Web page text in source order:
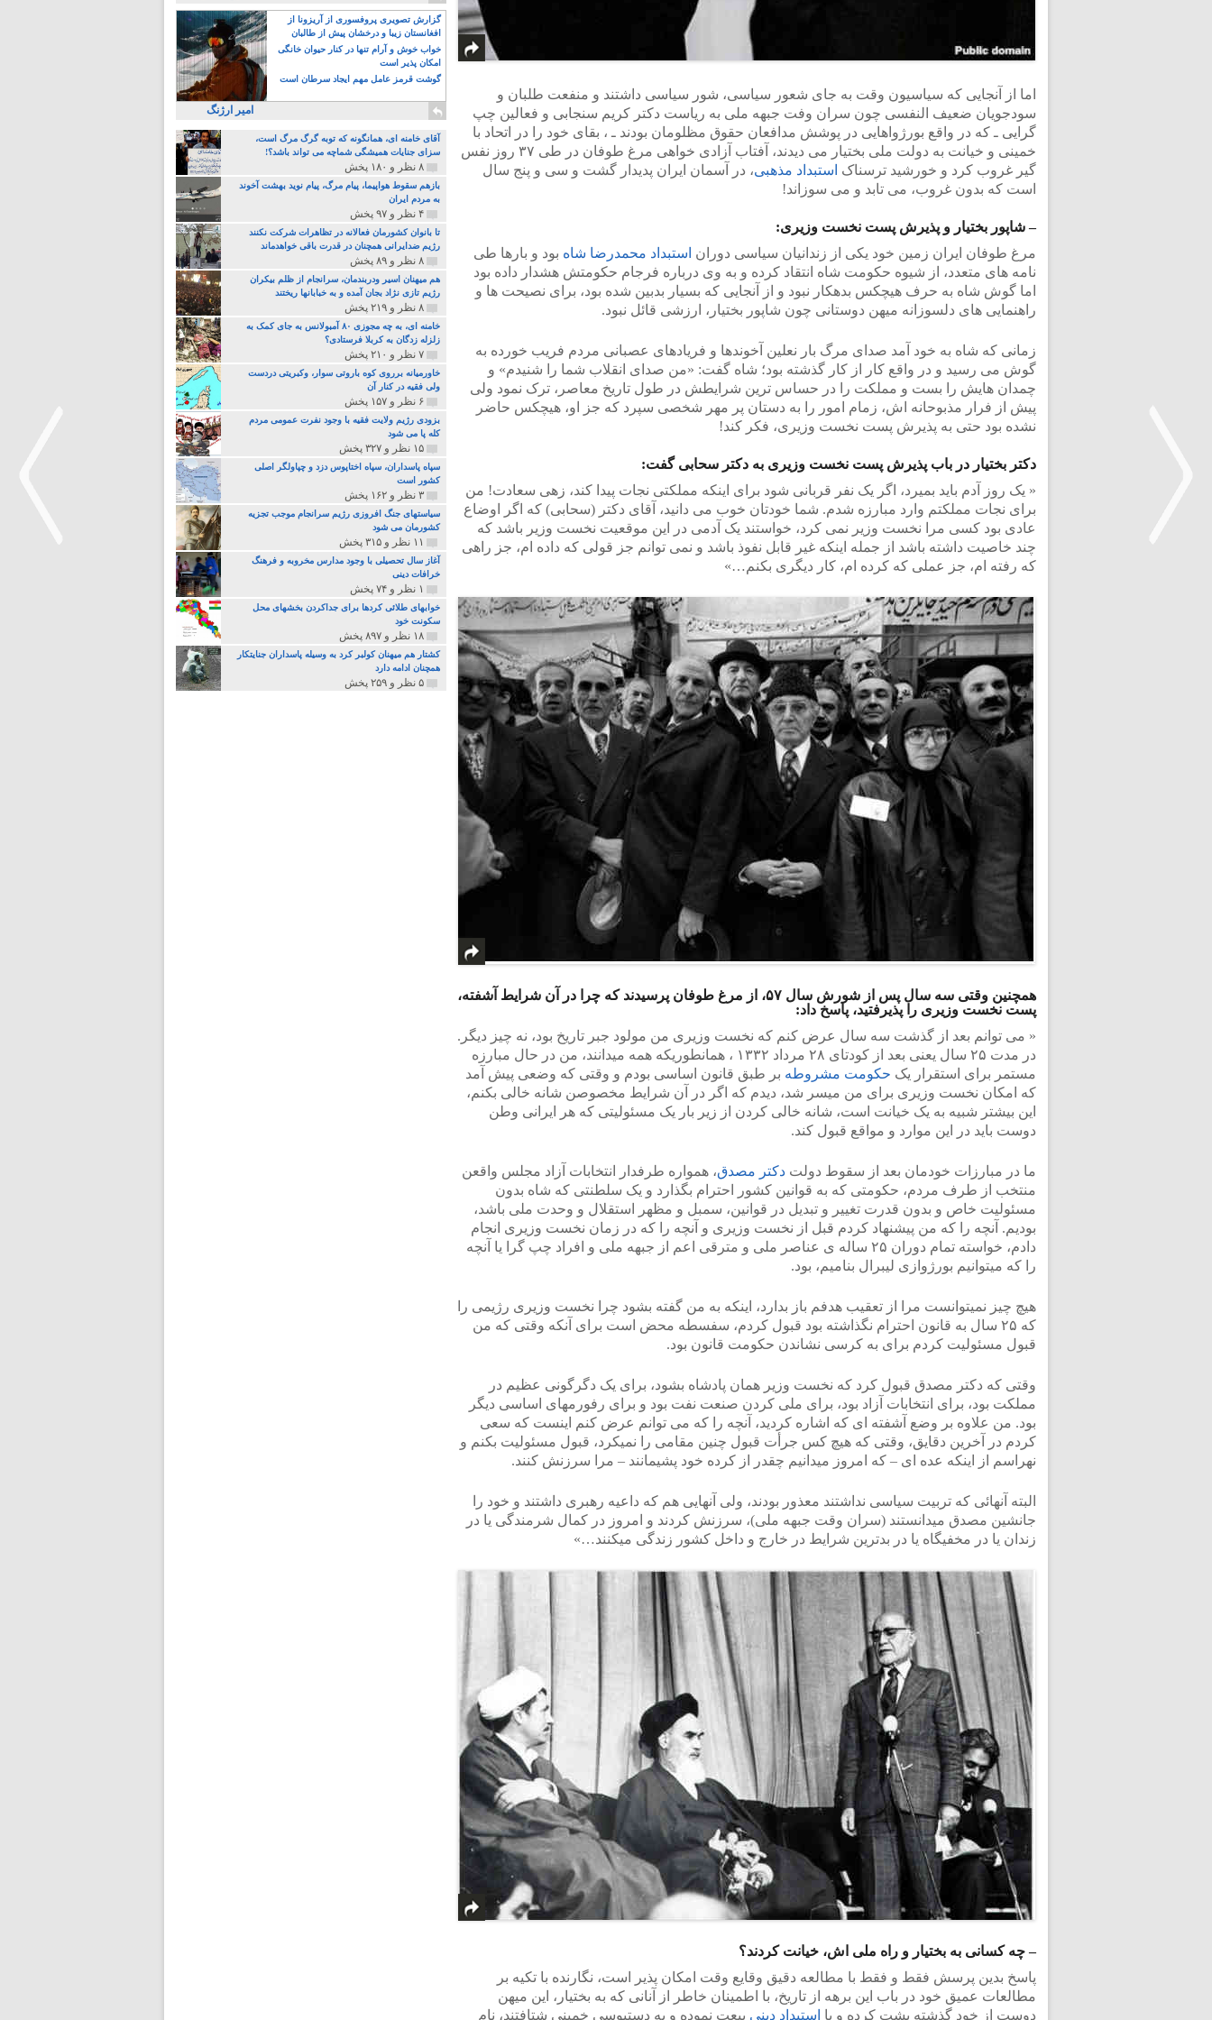
اما از آنجایی که سیاسیون وقت به جای شعور سیاسی، شور سیاسی داشتند و منفعت طلبان و
سودجویان ضعیف النفسی چون سران وفت جبهه ملی به ریاست دکتر کریم سنجابی و فعالین چپ
گرایی ـ که در واقع بورژواهایی در پوشش مدافعان حقوق مظلومان بودند ـ ، بقای خود را در اتحاد با
خمینی و خیانت به دولت ملی بختیار می دیدند، آفتاب آزادی خواهی مرغ طوفان در طی ۳۷ روز نفس
گیر غروب کرد و خورشید ترسناک استبداد مذهبی، در آسمان ایران پدیدار گشت و سی و پنج سال
است که بدون غروب، می تابد و می سوزاند!
– شاپور بختیار و پذیرش پست نخست وزیری:
مرغ طوفان ایران زمین خود یکی از زندانیان سیاسی دوران استبداد محمدرضا شاه بود و بارها طی
نامه های متعدد، از شیوه حکومت شاه انتقاد کرده و به وی درباره فرجام حکومتش هشدار داده بود
اما گوش شاه به حرف هیچکس بدهکار نبود و از آنجایی که بسیار بدبین شده بود، برای نصیحت ها و
راهنمایی های دلسوزانه میهن دوستانی چون شاپور بختیار، ارزشی قائل نبود.
زمانی که شاه به خود آمد صدای مرگ بار نعلین آخوندها و فریادهای عصبانی مردم فریب خورده به
گوش می رسید و در واقع کار از کار گذشته بود؛ شاه گفت: «من صدای انقلاب شما را شنیدم» و
چمدان هایش را بست و مملکت را در حساس ترین شرایطش در طول تاریخ معاصر، ترک نمود ولی
پیش از فرار مذبوحانه اش، زمام امور را به دستان پر مهر شخصی سپرد که جز او، هیچکس حاضر
نشده بود حتی به پذیرش پست نخست وزیری، فکر کند!
دکتر بختیار در باب پذیرش پست نخست وزیری به دکتر سحابی گفت:
« یک روز آدم باید بمیرد، اگر یک نفر قربانی شود برای اینکه مملکتی نجات پیدا کند، زهی سعادت! من
برای نجات مملکتم وارد مبارزه شدم. شما خودتان خوب می دانید، آقای دکتر (سحابی) که اگر اوضاع
عادی بود کسی مرا نخست وزیر نمی کرد، خواستند یک آدمی در این موقعیت نخست وزیر باشد که
چند خاصیت داشته باشد از جمله اینکه غیر قابل نفوذ باشد و نمی توانم جز قولی که داده ام، جز راهی
که رفته ام، جز عملی که کرده ام، کار دیگری بکنم…»
همچنین وقتی سه سال پس از شورش سال ۵۷، از مرغ طوفان پرسیدند که چرا در آن شرایط آشفته،
پست نخست وزیری را پذیرفتید، پاسخ داد:
« می توانم بعد از گذشت سه سال عرض کنم که نخست وزیری من مولود جبر تاریخ بود، نه چیز دیگر.
در مدت ۲۵ سال یعنی بعد از کودتای ۲۸ مرداد ۱۳۳۲ ، همانطوریکه همه میدانند، من در حال مبارزه
مستمر برای استقرار یک حکومت مشروطه بر طبق قانون اساسی بودم و وقتی که وضعی پیش آمد
که امکان نخست وزیری برای من میسر شد، دیدم که اگر در آن شرایط مخصوصن شانه خالی بکنم،
این بیشتر شبیه به یک خیانت است، شانه خالی کردن از زیر بار یک مسئولیتی که هر ایرانی وطن
دوست باید در این موارد و مواقع قبول کند.
ما در مبارزات خودمان بعد از سقوط دولت دکتر مصدق، همواره طرفدار انتخابات آزاد مجلس واقعن
منتخب از طرف مردم، حکومتی که به قوانین کشور احترام بگذارد و یک سلطنتی که شاه بدون
مسئولیت خاص و بدون قدرت تغییر و تبدیل در قوانین، سمبل و مظهر استقلال و وحدت ملی باشد،
بودیم. آنچه را که من پیشنهاد کردم قبل از نخست وزیری و آنچه را که در زمان نخست وزیری انجام
دادم، خواسته تمام دوران ۲۵ ساله ی عناصر ملی و مترقی اعم از جبهه ملی و افراد چپ گرا یا آنچه
را که میتوانیم بورژوازی لیبرال بنامیم، بود.
هیچ چیز نمیتوانست مرا از تعقیب هدفم باز بدارد، اینکه به من گفته بشود چرا نخست وزیری رژیمی را
که ۲۵ سال به قانون احترام نگذاشته بود قبول کردم، سفسطه محض است برای آنکه وقتی که من
قبول مسئولیت کردم برای به کرسی نشاندن حکومت قانون بود.
وقتی که دکتر مصدق قبول کرد که نخست وزیر همان پادشاه بشود، برای یک دگرگونی عظیم در
مملکت بود، برای انتخابات آزاد بود، برای ملی کردن صنعت نفت بود و برای رفورمهای اساسی دیگر
بود. من علاوه بر وضع آشفته ای که اشاره کردید، آنچه را که می توانم عرض کنم اینست که سعی
کردم در آخرین دقایق، وقتی که هیچ کس جرأت قبول چنین مقامی را نمیکرد، قبول مسئولیت بکنم و
نهراسم از اینکه عده ای – که امروز میدانیم چقدر از کرده خود پشیمانند – مرا سرزنش کنند.
البته آنهائی که تربیت سیاسی نداشتند معذور بودند، ولی آنهایی هم که داعیه رهبری داشتند و خود را
جانشین مصدق میدانستند (سران وقت جبهه ملی)، سرزنش کردند و امروز در کمال شرمندگی یا در
زندان یا در مخفیگاه یا در بدترین شرایط در خارج و داخل کشور زندگی میکنند…»
– چه کسانی به بختیار و راه ملی اش، خیانت کردند؟
پاسخ بدین پرسش فقط و فقط با مطالعه دقیق وقایع وقت امکان پذیر است، نگارنده با تکیه بر
مطالعات عمیق خود در باب این برهه از تاریخ، با اطمینان خاطر از آنانی که به بختیار، این میهن
دوست از خود گذشته پشت کرده و با استبداد دینی بیعت نموده و به دستبوسی خمینی شتافتند، نام
گزارش تصویری پروفسوری از آریزونا از
افغانستان زیبا و درخشان پیش از طالبان
خواب خوش و آرام تنها در کنار حیوان خانگی
امکان پذیر است
گوشت قرمز عامل مهم ایجاد سرطان است
امیر ارژنگ
آقای خامنه ای، همانگونه که توبه گرگ مرگ است،
سزای جنایات همیشگی شماچه می تواند باشد؟!
۸ نظر و ۱۸۰ پخش
بازهم سقوط هواپیما، پیام مرگ، پیام نوید بهشت آخوند
به مردم ایران
۴ نظر و ۹۷ پخش
تا بانوان کشورمان فعالانه در تظاهرات شرکت نکنند
رژیم ضدایرانی همچنان در قدرت باقی خواهدماند
۸ نظر و ۸۹ پخش
هم میهنان اسیر ودربندمان، سرانجام از ظلم بیکران
رژیم تازی نژاد بجان آمده و به خبابانها ریختند
۸ نظر و ۲۱۹ پخش
خامنه ای، به چه مجوزی ۸۰ آمبولانس به جای کمک به
زلزله زدگان به کربلا فرستادی؟
۷ نظر و ۲۱۰ پخش
خاورمیانه برروی کوه باروتی سوار، وکبریتی دردست
ولی فقیه در کنار آن
۶ نظر و ۱۵۷ پخش
بزودی رژیم ولایت فقیه با وجود نفرت عمومی مردم
کله پا می شود
۱۵ نظر و ۳۲۷ پخش
سپاه پاسداران، سپاه اختاپوس دزد و چپاولگر اصلی
کشور است
۳ نظر و ۱۶۲ پخش
سیاستهای جنگ افروزی رژیم سرانجام موجب تجزیه
کشورمان می شود
۱۱ نظر و ۳۱۵ پخش
آغاز سال تحصیلی با وجود مدارس مخروبه و فرهنگ
خرافات دینی
۱ نظر و ۷۴ پخش
خوابهای طلائی کردها برای جداکردن بخشهای محل
سکونت خود
۱۸ نظر و ۸۹۷ پخش
کشتار هم میهنان کولبر کرد به وسیله پاسداران جنایتکار
همچنان ادامه دارد
۵ نظر و ۲۵۹ پخش